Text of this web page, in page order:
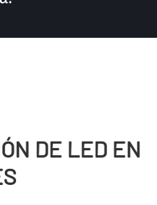
DE LED EN